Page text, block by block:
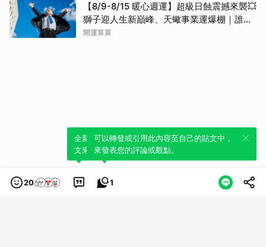
【8/9-8/15 暖心週運】超級日蝕震撼來襲💥
獅子迎人生新巔峰、天蠍事業運爆棚｜誰將
逆襲成未來半年的大贏家？
開運算算
20
全新體驗！一鍵引用此內容，透過發布貼
文來輕鬆表達個人立場。
1
可以轉發或引用此內容至自己的貼文中，
來發表您的評論或觀點。